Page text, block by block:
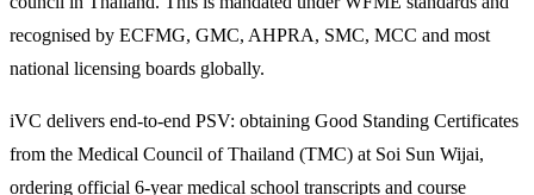
recognised by ECFMG, GMC, AHPRA, SMC, MCC and most
national licensing boards globally.
iVC delivers end-to-end PSV: obtaining Good Standing Certificates
from the Medical Council of Thailand (TMC) at Soi Sun Wijai,
ordering official 6-year medical school transcripts and course